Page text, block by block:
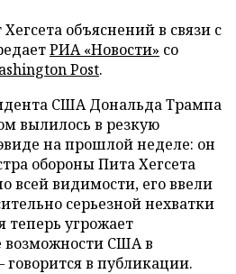
объяснений в связи с
РИА «Новости» со
Post.
США Дональда Трампа
вылилось в резкую
на прошлой неделе: он
обороны Пита Хегсета
всей видимости, его ввели
серьезной нехватки
теперь угрожает
возможности США в
в публикации.